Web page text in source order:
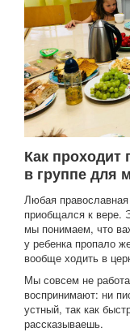
Как
в группе для
Любая
приобщался к вере.
мы понимаем, что
у ребенка пропало
вообще ходить в
Мы совсем не
воспринимают: ни
устный, так как
рассказываешь.